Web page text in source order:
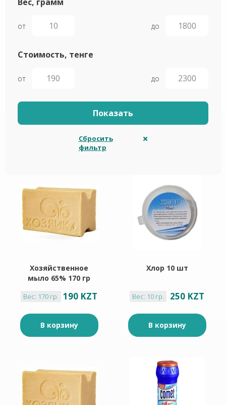
от до
Стоимость, тенге
от до
Сбросить
фильтр
Хозяйственное
мыло 65% 170 гр
Вес: 170 гр. 190 KZT
В корзину
Хлор 10 шт
Вес: 10 гр. 250 KZT
В корзину